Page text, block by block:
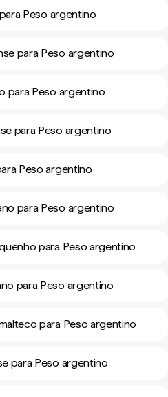
Peso argentino
para Peso argentino
para Peso argentino
para Peso argentino
Peso argentino
para Peso argentino
para Peso argentino
para Peso argentino
para Peso argentino
para Peso argentino